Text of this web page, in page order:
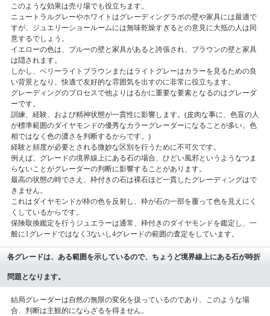
このような効果は売り場でも役立ちます。
ニュートラルグレーやホワイトはグレーディングラボの壁や家具には最適で
すが、ジュエリーショールームには無味乾燥すぎるとの意見に大抵の人は同
意するでしょう。
イエローの色は、ブルーの壁と家具があると誇張され、ブラウンの壁と家具
は隠されます。
しかし、ベリーライトブラウンまたはライトグレーはカラーを見るための良
い背景となり、快適で友好的な雰囲気を出すのに非常に役立ちます。
グレーディングのプロセスで他よりはるかに重要な要素となるのはグレーダ
ーです。
訓練、経験、および精神状態が一貫性に影響します。(皮肉な事に、色盲の人
が標準範囲のダイヤモンドの優秀なカラーグレーダーになることが多い。色
相ではなく色の濃さを判断するからです。)
経験と頻度が必要とされる微妙な区別を行うために不可欠です。
例えば、グレードの境界線上にある石の場合、ひどい風邪というようなつま
らないことがグレーダーの判断に影響することがあります。
最高の状態の時でさえ、枠付きの石は裸石ほど一貫したグレーディングはで
きません。
これはダイヤモンドが枠の色を反射し、枠が石の一部を覆って色を見えにく
くしているからです。
保険取換鑑定を行うジュエラーは通常、枠付きのダイヤモンドを鑑定し、一
般に1グレードではなく3ないし4グレードの範囲の査定をしています。
各グレードは、ある範囲を示しているので、ちょうど境界線上にある石が時折
問題となります。
結局グレーダーは自然の無限の変化を扱っているのであり、このような場
合、判断は主観的にならざるを得ません。